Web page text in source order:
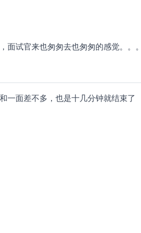
试官来也匆匆去也匆匆的感觉。。。
一面差不多，也是十几分钟就结束了